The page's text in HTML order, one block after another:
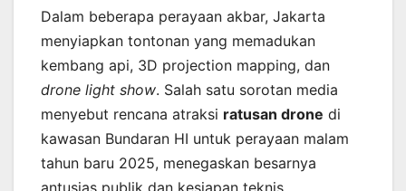
Dalam beberapa perayaan akbar, Jakarta
menyiapkan tontonan yang memadukan
kembang api, 3D projection mapping, dan
drone light show. Salah satu sorotan media
menyebut rencana atraksi ratusan drone di
kawasan Bundaran HI untuk perayaan malam
tahun baru 2025, menegaskan besarnya